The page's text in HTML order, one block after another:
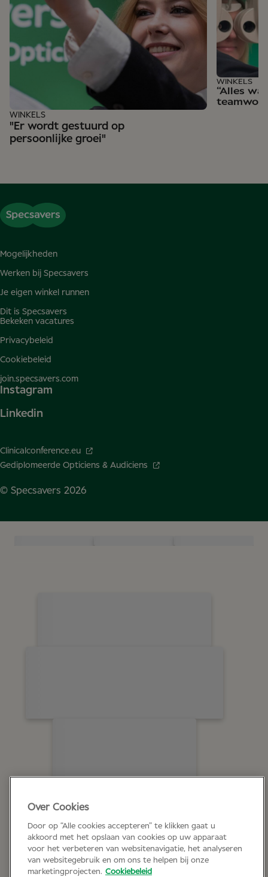
"Er wordt gestuurd op
persoonlijke groei"
WINKELS
“Alles
WINKELS
Mogelijkheden
Werken bij Specsavers
Je eigen winkel runnen
Dit is Specsavers
Bekeken vacatures
Privacybeleid
Cookiebeleid
join.specsavers.com
Instagram
Linkedin
Clinicalconference.eu
Gediplomeerde Opticiens & Audiciens
© Specsavers 2026
Over Cookies
Door op “Alle cookies accepteren” te klikken gaat u
akkoord met het opslaan van cookies op uw apparaat
voor het verbeteren van websitenavigatie, het analyseren
van websitegebruik en om ons te helpen bij onze
marketingprojecten. Cookiebeleid